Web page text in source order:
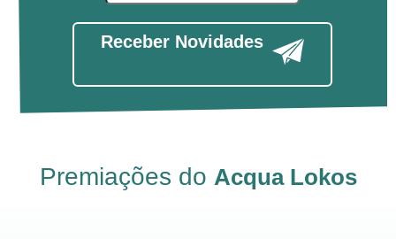
Receber Novidades
Premiações do Acqua Lokos